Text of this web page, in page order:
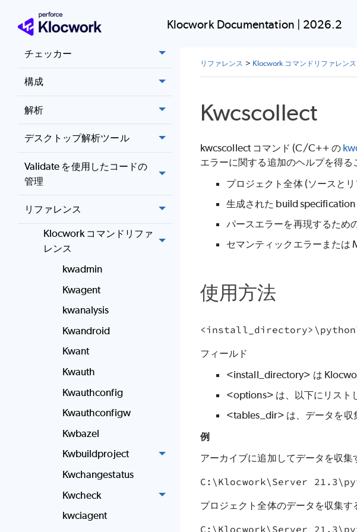
メイ
Klocwork Documentation | 2026.2
管理
チェッカー
構成
解析
デスクトップ解析ツール
Validate を使用したコードの
管理
リファレンス
Klocwork コマンドリファ
レンス
kwadmin
Kwagent
kwanalysis
Kwandroid
Kwant
Kwauth
Kwauthconfig
Kwauthconfigw
Kwbazel
Kwbuildproject
Kwchangestatus
Kwcheck
kwciagent
リファレンス > Klocwork コマンドリファレンス
Kwcscollect
kwcscollect コマンド (C/C++ の
エラーに関する追加のヘルプを得る
プロジェクト全体 (ソースと
生成された build specification
パースエラーを再現するため
セマンティックエラーまたは
使用方法
フィールド
<install_directory> は
<options> は、以下にリスト
<tables_dir> は、データを収
例
アーカイブに追加してデータを収集
C:\Klocwork\Server
プロジェクト全体のデータを収集
C:\Klocwork\Server